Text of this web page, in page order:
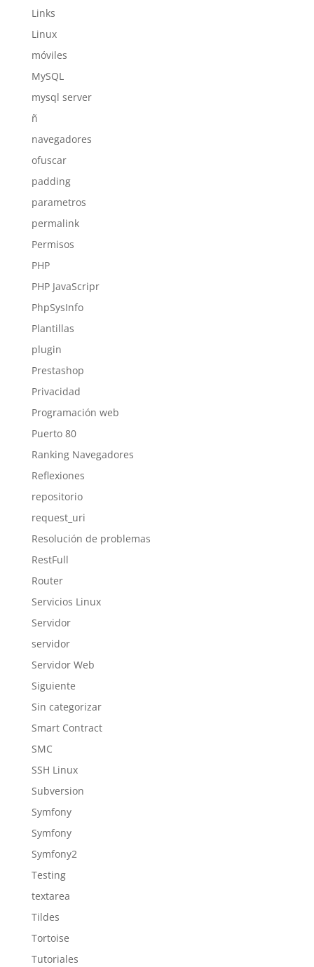
Links
Linux
móviles
MySQL
mysql server
ñ
navegadores
ofuscar
padding
parametros
permalink
Permisos
PHP
PHP JavaScripr
PhpSysInfo
Plantillas
plugin
Prestashop
Privacidad
Programación web
Puerto 80
Ranking Navegadores
Reflexiones
repositorio
request_uri
Resolución de problemas
RestFull
Router
Servicios Linux
Servidor
servidor
Servidor Web
Siguiente
Sin categorizar
Smart Contract
SMC
SSH Linux
Subversion
Symfony
Symfony
Symfony2
Testing
textarea
Tildes
Tortoise
Tutoriales